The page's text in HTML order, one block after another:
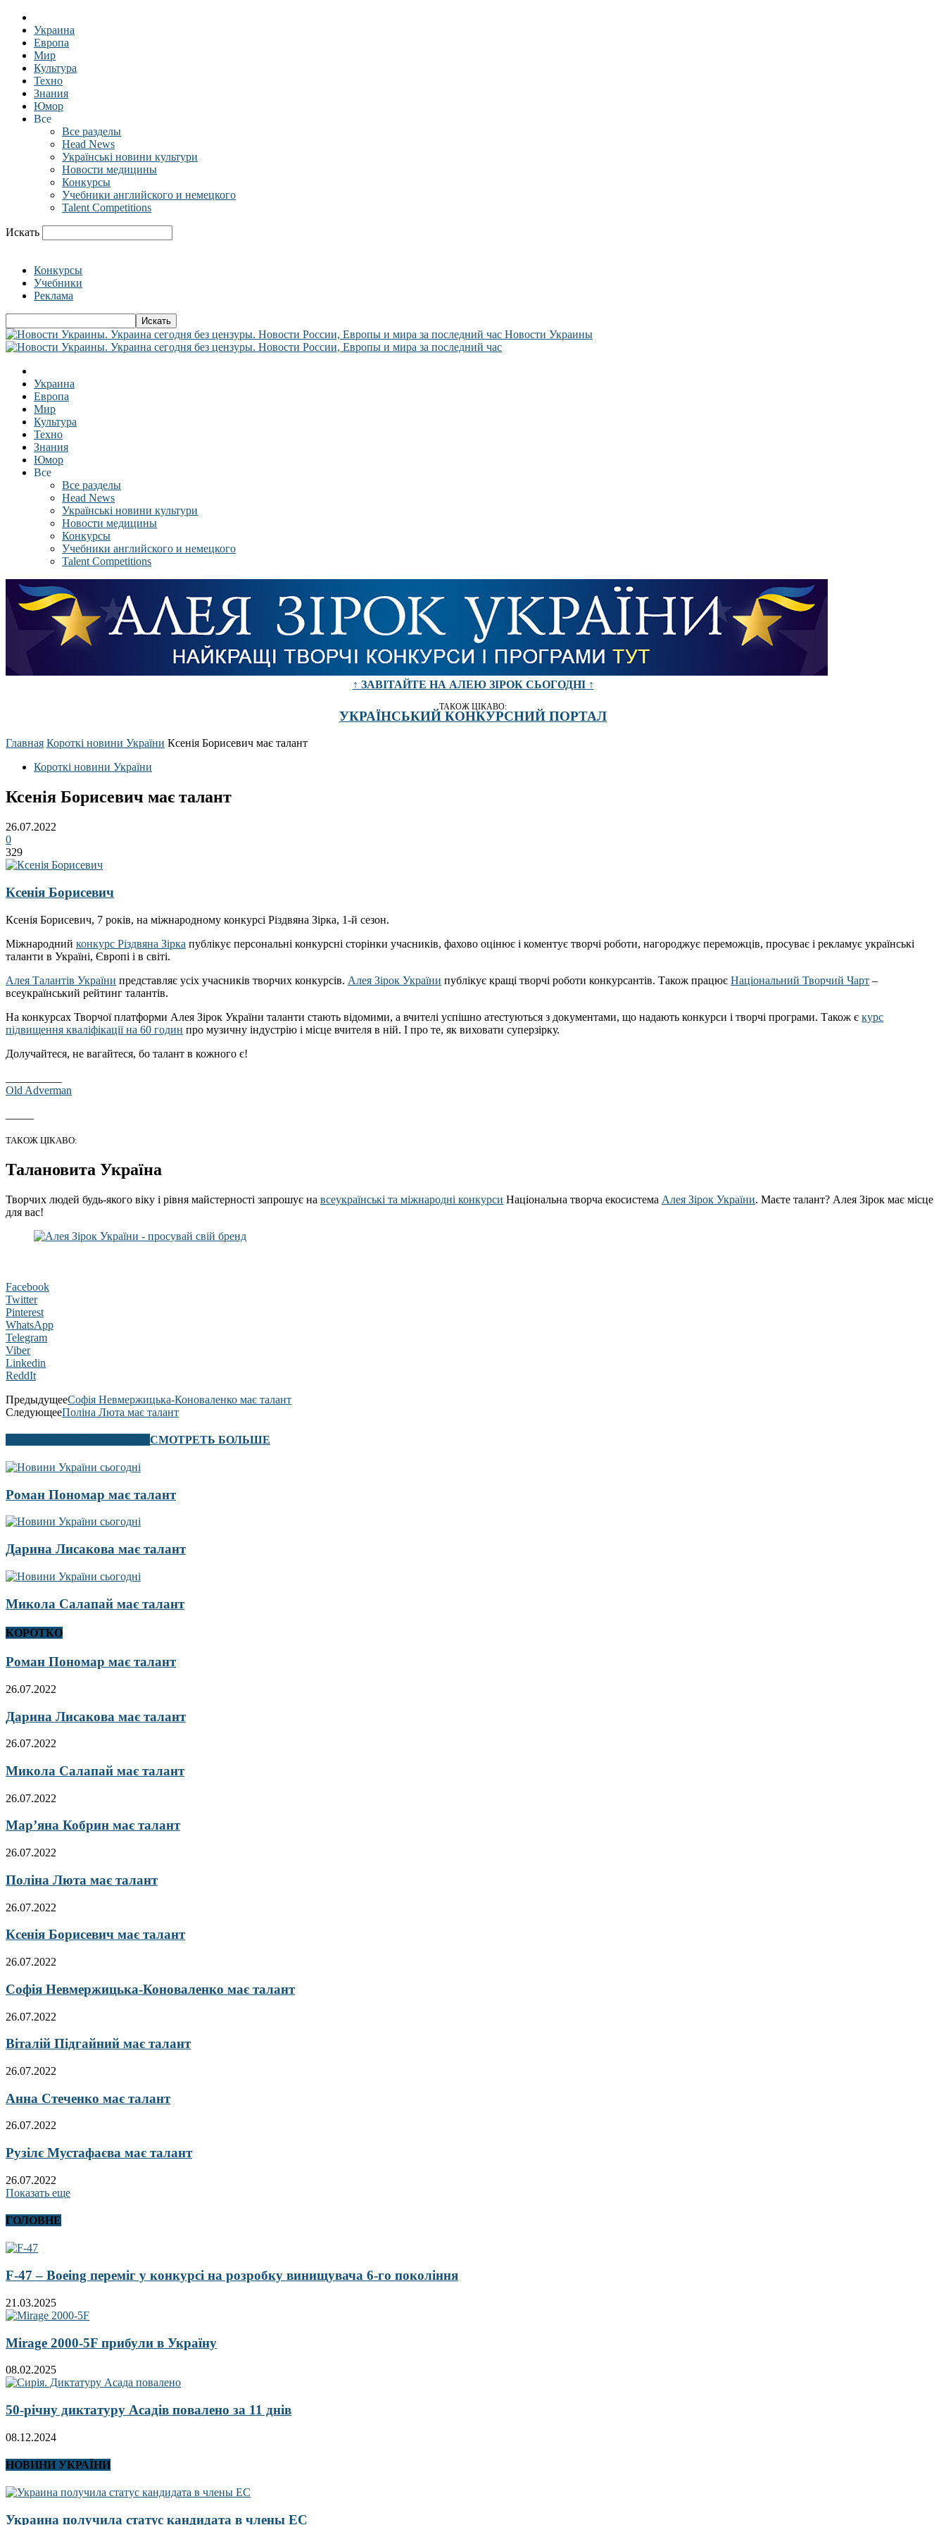
Украина
Европа
Мир
Культура
Техно
Знания
Юмор
Все
Все разделы
Head News
Українські новини культури
Новости медицины
Конкурсы
Учебники английского и немецкого
Talent Competitions
Искать
Конкурсы
Учебники
Реклама
Новости Украины
Украина
Европа
Мир
Культура
Техно
Знания
Юмор
Все
Все разделы
Head News
Українські новини культури
Новости медицины
Конкурсы
Учебники английского и немецкого
Talent Competitions
↑ ЗАВІТАЙТЕ НА АЛЕЮ ЗІРОК СЬОГОДНІ ↑
ТАКОЖ ЦІКАВО:
УКРАЇНСЬКИЙ КОНКУРСНИЙ ПОРТАЛ
Главная Короткі новини України Ксенія Борисевич має талант
Короткі новини України
Ксенія Борисевич має талант
26.07.2022
0
329
Ксенія Борисевич
Ксенія Борисевич, 7 років, на міжнародному конкурсі Різдвяна Зірка, 1-й сезон.
Міжнародний конкурс Різдвяна Зірка публікує персональні конкурсні сторінки учасників, фахово оцінює і коментує творчі роботи, нагороджує переможців, просуває і рекламує українські
таланти в Україні, Європі і в світі.
Алея Талантів України представляє усіх учасників творчих конкурсів. Алея Зірок України публікує кращі творчі роботи конкурсантів. Також працює Національний Творчий Чарт –
всеукраїнський рейтинг талантів.
На конкурсах Творчої платформи Алея Зірок України таланти стають відомими, а вчителі успішно атестуються з документами, що надають конкурси і творчі програми. Також є курс
підвищення кваліфікації на 60 годин про музичну індустрію і місце вчителя в ній. І про те, як виховати суперзірку.
Долучайтеся, не вагайтеся, бо талант в кожного є!
Old Adverman
ТАКОЖ ЦІКАВО:
Талановита Україна
Творчих людей будь-якого віку і рівня майстерності запрошує на всеукраїнські та міжнародні конкурси Національна творча екосистема Алея Зірок України. Маєте талант? Алея Зірок має місце
для вас!
Facebook
Twitter
Pinterest
WhatsApp
Telegram
Viber
Linkedin
ReddIt
ПредыдущееСофія Невмержицька-Коноваленко має талант
СледующееПоліна Люта має талант
СМОТРЕТЬ БОЛЬШЕ
Роман Пономар має талант
Дарина Лисакова має талант
Микола Салапай має талант
КОРОТКО
Роман Пономар має талант
26.07.2022
Дарина Лисакова має талант
26.07.2022
Микола Салапай має талант
26.07.2022
Мар’яна Кобрин має талант
26.07.2022
Поліна Люта має талант
26.07.2022
Ксенія Борисевич має талант
26.07.2022
Софія Невмержицька-Коноваленко має талант
26.07.2022
Віталій Підгайний має талант
26.07.2022
Анна Стеченко має талант
26.07.2022
Рузілє Мустафаєва має талант
26.07.2022
Показать еще
ГОЛОВНЕ
F-47 – Boeing переміг у конкурсі на розробку винищувача 6-го покоління
21.03.2025
Mirage 2000-5F прибули в Україну
08.02.2025
50-річну диктатуру Асадів повалено за 11 днів
08.12.2024
НОВИНИ УКРАЇНИ
Украина получила статус кандидата в члены ЕС